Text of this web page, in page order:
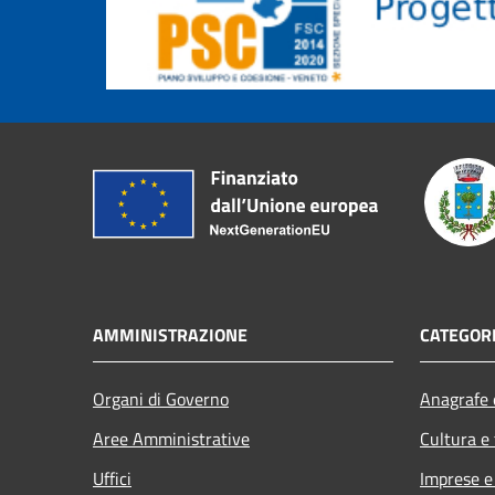
AMMINISTRAZIONE
Organi di Governo
Aree Amministrative
Uffici
Cultura
Imprese